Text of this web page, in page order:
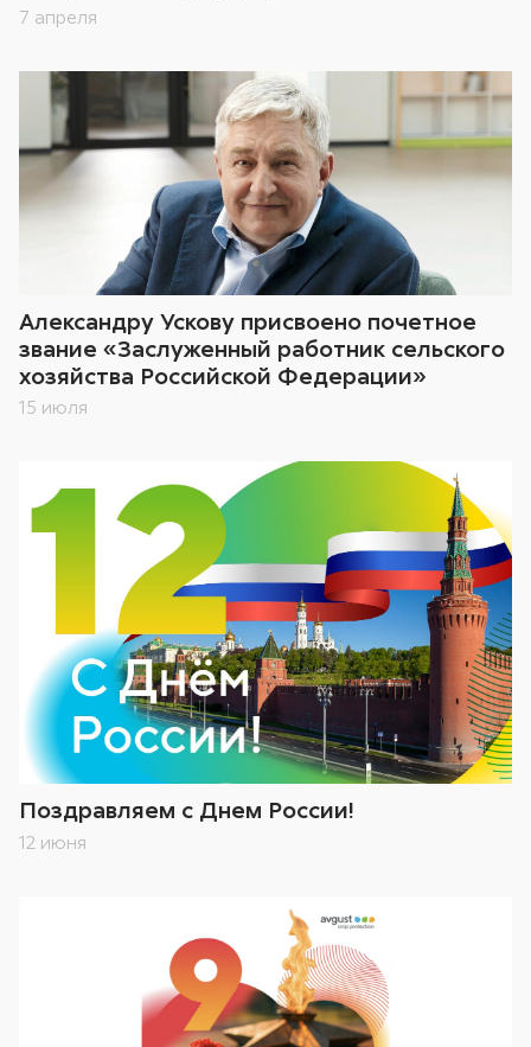
7 апреля
Александру Ускову присвоено почетное
звание «Заслуженный работник сельского
хозяйства Российской Федерации»
15 июля
Поздравляем с Днем России!
12 июня